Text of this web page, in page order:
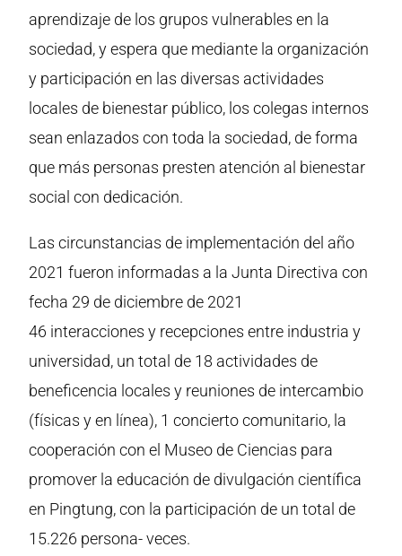
aprendizaje de los grupos vulnerables en la
sociedad, y espera que mediante la organización
y participación en las diversas actividades
locales de bienestar público, los colegas internos
sean enlazados con toda la sociedad, de forma
que más personas presten atención al bienestar
social con dedicación.
Las circunstancias de implementación del año
2021 fueron informadas a la Junta Directiva con
fecha 29 de diciembre de 2021
46 interacciones y recepciones entre industria y
universidad, un total de 18 actividades de
beneficencia locales y reuniones de intercambio
(físicas y en línea), 1 concierto comunitario, la
cooperación con el Museo de Ciencias para
promover la educación de divulgación científica
en Pingtung, con la participación de un total de
15.226 persona- veces.